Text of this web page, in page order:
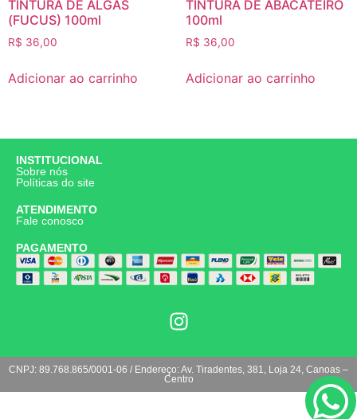
TINTURA DE ALGAS
(FUCUS) 100ml
R$ 36,00
Adicionar ao carrinho
TINTURA DE ABACATEIRO
100ml
R$ 36,00
Adicionar ao carrinho
INSTITUCIONAL
Sobre nós
Políticas do site
ATENDIMENTO
Fale conosco
PAGAMENTO
CNPJ: 89.768.865/0001-06 / Endereço: Av. Tiradentes, 381, Loja 24, Canoas –
Centro